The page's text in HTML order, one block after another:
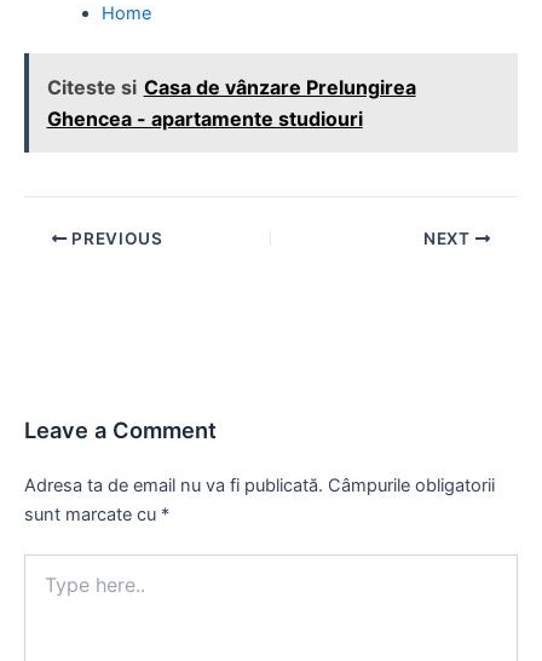
Home
Citeste si Casa de vânzare Prelungirea
Ghencea - apartamente studiouri
Post PREVIOUS NEXT
Leave a Comment
Adresa ta de email nu va fi publicată. Câmpurile obligatorii
sunt marcate cu *
here..